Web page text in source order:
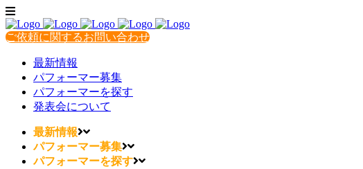
ご依頼に関するお問い合わせ
最新情報
パフォーマー募集
パフォーマーを探す
発表会について
最新情報
パフォーマー募集
パフォーマーを探す